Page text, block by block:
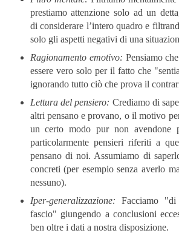
prestiamo attenzione solo ad un
di considerare l’intero quadro e
solo gli aspetti negativi di una
Ragionamento emotivo: Pensiamo
essere vero solo per il fatto che
ignorando tutto ciò che prova il
Lettura del pensiero: Crediamo di
altri pensano e provano, o il motivo
un certo modo pur non avendone
particolarmente pensieri riferiti a
pensano di noi. Assumiamo di
concreti (per esempio senza averlo
nessuno).
Iper-generalizzazione: Facciamo
fascio" giungendo a conclusioni
ben oltre i dati a nostra disposizione.